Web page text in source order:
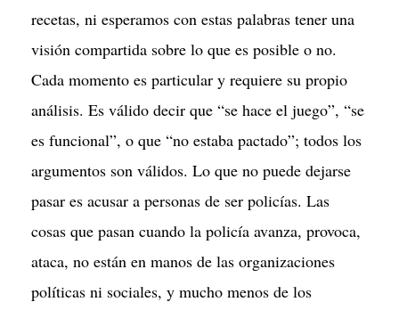
recetas, ni esperamos con estas palabras tener una
visión compartida sobre lo que es posible o no.
Cada momento es particular y requiere su propio
análisis. Es válido decir que “se hace el juego”, “se
es funcional”, o que “no estaba pactado”; todos los
argumentos son válidos. Lo que no puede dejarse
pasar es acusar a personas de ser policías. Las
cosas que pasan cuando la policía avanza, provoca,
ataca, no están en manos de las organizaciones
políticas ni sociales, y mucho menos de los